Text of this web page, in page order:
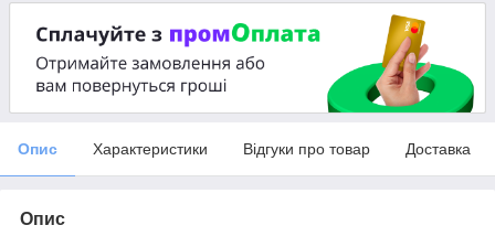
Опис Характеристики Відгуки про товар Доставка
Опис